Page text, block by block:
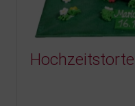
Hochzeitstorte